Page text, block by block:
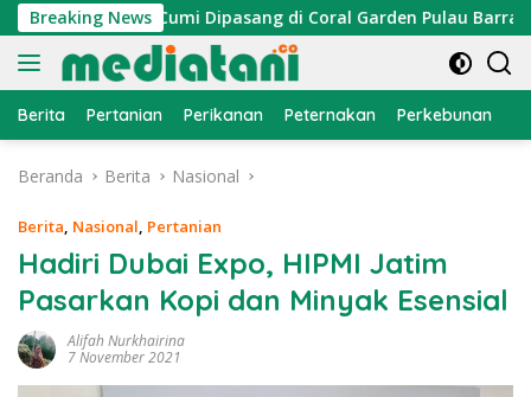
Langsung
ke
konten
Breaking News
Atraktor Cumi Dipasang di Coral Garden Pulau Barrang
Berita Pertanian Perikanan Peternakan Perkebunan
Beranda Berita Nasional
Berita, Nasional, Pertanian
Hadiri Dubai Expo, HIPMI Jatim
Pasarkan Kopi dan Minyak Esensial
Alifah Nurkhairina
7 November 2021